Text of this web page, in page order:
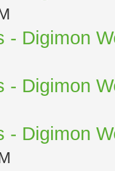
- Digimon
- Digimon
- Digimon